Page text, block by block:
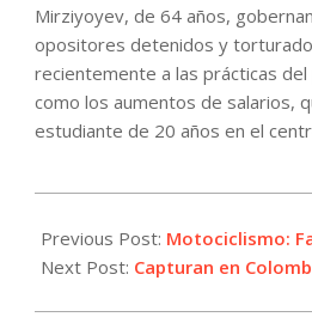
Mirziyoyev, de 64 años,
opositores detenidos y
recientemente a las prácticas
como los aumentos de salarios,
estudiante de 20 años en el
10-
24
Previous Post: Motociclismo:
Next Post: Capturan en